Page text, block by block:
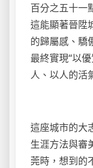
百分之五十一
這能顯著晉陞
的歸屬感、驕
最終實現“以
人、以人的活
這座城市的大
生涯方法與審
莞時，想到的